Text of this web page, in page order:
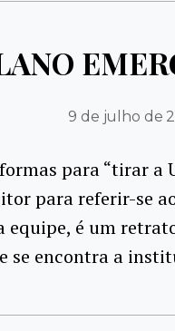
9 de julho de
para “tirar a
para referir-se
equipe, é um
se encontra a